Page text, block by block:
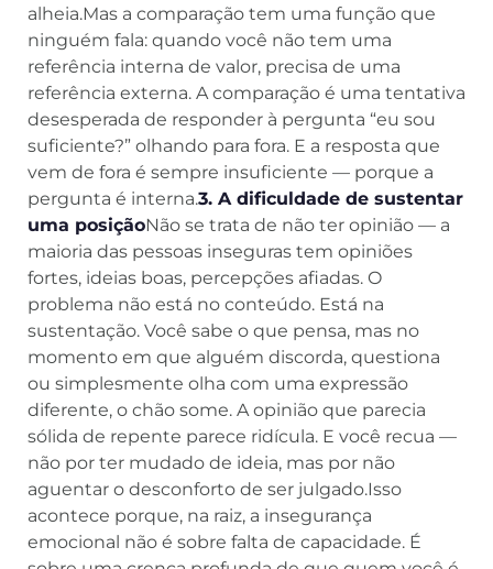
alheia.Mas a comparação tem uma função que
ninguém fala: quando você não tem uma
referência interna de valor, precisa de uma
referência externa. A comparação é uma tentativa
desesperada de responder à pergunta “eu sou
suficiente?” olhando para fora. E a resposta que
vem de fora é sempre insuficiente — porque a
pergunta é interna.3. A dificuldade de sustentar
uma posiçãoNão se trata de não ter opinião — a
maioria das pessoas inseguras tem opiniões
fortes, ideias boas, percepções afiadas. O
problema não está no conteúdo. Está na
sustentação. Você sabe o que pensa, mas no
momento em que alguém discorda, questiona
ou simplesmente olha com uma expressão
diferente, o chão some. A opinião que parecia
sólida de repente parece ridícula. E você recua —
não por ter mudado de ideia, mas por não
aguentar o desconforto de ser julgado.Isso
acontece porque, na raiz, a insegurança
emocional não é sobre falta de capacidade. É